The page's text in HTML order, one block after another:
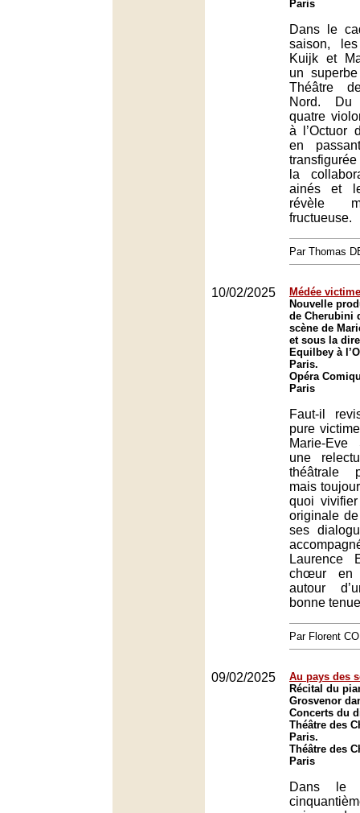
Paris
Dans le
saison,
Kuijk et
un
Théâtre
Nord. Du
quatre
à l’Octuor
en
la
ainés et
révèle
fructueuse.
Par Thomas
10/02/2025
Médée
Nouvelle
de Cherubini
scène de
et sous la
Equilbey à
Paris.
Opéra
Paris
Faut-il
pure
Marie-Eve
une
théâtrale
mais
quoi
originale
ses
Laurence
chœur en
autour
bonne
Par Florent
09/02/2025
Au pays des
Récital du
Grosvenor
Concerts du
Théâtre des
Paris.
Théâtre des
Paris
Dans le